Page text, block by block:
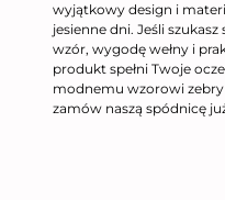
wyjątkowy design i
jesienne dni. Jeśli
wzór, wygodę wełny i
produkt spełni Twoje
modnemu wzorowi zebry
zamów naszą spódnicę